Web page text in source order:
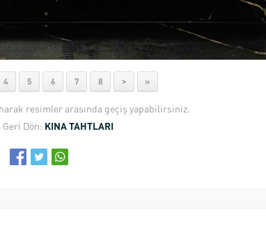
4 5 6 7 8 > »
resimler arasında geçiş yapabilirsiniz.
Dön: KINA TAHTLARI